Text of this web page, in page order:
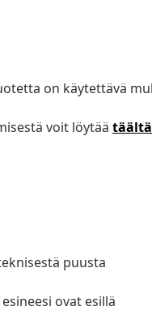
on käytettävä
voit löytää täältä
puusta
ovat esillä